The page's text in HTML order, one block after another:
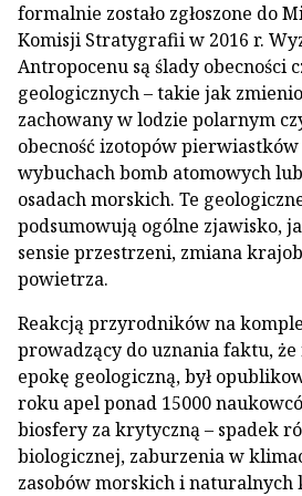
formalnie zostało zgłoszone do
Komisji Stratygrafii w 2016 r.
Antropocenu są ślady obecności
geologicznych – takie jak
zachowany w lodzie polarnym
obecność izotopów pierwiastków
wybuchach bomb atomowych
osadach morskich. Te
podsumowują ogólne zjawisko,
sensie przestrzeni, zmiana
powietrza.
Reakcją przyrodników na
prowadzący do uznania faktu,
epokę geologiczną, był
roku apel ponad 15000
biosfery za krytyczną – spadek
biologicznej, zaburzenia w
zasobów morskich i